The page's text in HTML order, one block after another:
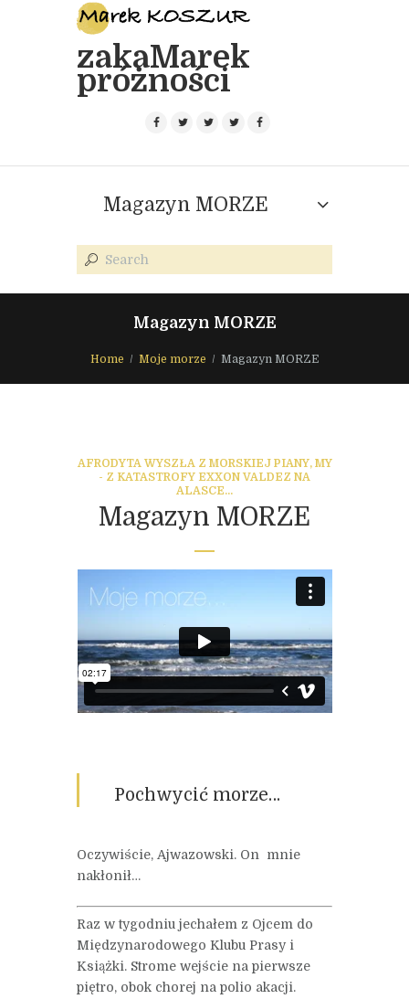
zakaMarek
próżności
Magazyn MORZE
Magazyn MORZE
Home Moje morze Magazyn MORZE
AFRODYTA WYSZŁA Z MORSKIEJ PIANY, MY
- Z KATASTROFY EXXON VALDEZ NA
ALASCE...
Magazyn MORZE
Pochwycić morze…
Oczywiście, Ajwazowski. On mnie
nakłonił…
Raz w tygodniu jechałem z Ojcem do
Międzynarodowego Klubu Prasy i
Książki. Strome wejście na pierwsze
piętro, obok chorej na polio akacji.